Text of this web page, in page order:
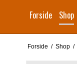
Forside Shop
Forside / Shop /